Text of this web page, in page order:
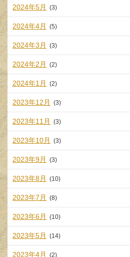
2024年5月 (3)
2024年4月 (5)
2024年3月 (3)
2024年2月 (2)
2024年1月 (2)
2023年12月 (3)
2023年11月 (3)
2023年10月 (3)
2023年9月 (3)
2023年8月 (10)
2023年7月 (8)
2023年6月 (10)
2023年5月 (14)
2023年4月 (2)